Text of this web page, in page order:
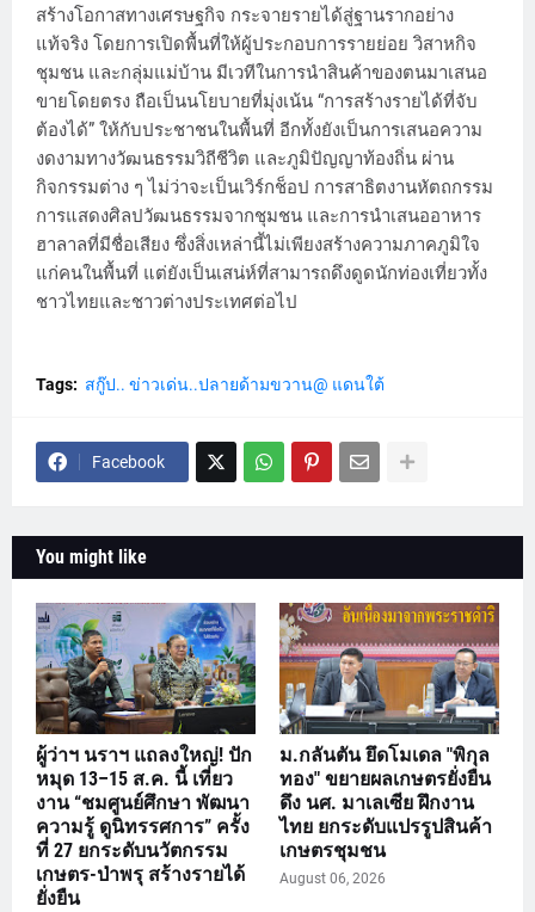
สร้างโอกาสทางเศรษฐกิจ กระจายรายได้สู่ฐานรากอย่าง
แท้จริง โดยการเปิดพื้นที่ให้ผู้ประกอบการรายย่อย วิสาหกิจ
ชุมชน และกลุ่มแม่บ้าน มีเวทีในการนำสินค้าของตนมาเสนอ
ขายโดยตรง ถือเป็นนโยบายที่มุ่งเน้น “การสร้างรายได้ที่จับ
ต้องได้” ให้กับประชาชนในพื้นที่ อีกทั้งยังเป็นการเสนอความ
งดงามทางวัฒนธรรมวิถีชีวิต และภูมิปัญญาท้องถิ่น ผ่าน
กิจกรรมต่าง ๆ ไม่ว่าจะเป็นเวิร์กช็อป การสาธิตงานหัตถกรรม
การแสดงศิลปวัฒนธรรมจากชุมชน และการนำเสนออาหาร
ฮาลาลที่มีชื่อเสียง ซึ่งสิ่งเหล่านี้ไม่เพียงสร้างความภาคภูมิใจ
แก่คนในพื้นที่ แต่ยังเป็นเสน่ห์ที่สามารถดึงดูดนักท่องเที่ยวทั้ง
ชาวไทยและชาวต่างประเทศต่อไป
Tags: สกู๊ป.. ข่าวเด่น..ปลายด้ามขวาน@ แดนใต้
Facebook
You might like
ผู้ว่าฯ นราฯ แถลงใหญ่! ปัก
หมุด 13–15 ส.ค. นี้ เที่ยว
งาน “ชมศูนย์ศึกษา พัฒนา
ความรู้ ดูนิทรรศการ” ครั้ง
ที่ 27 ยกระดับนวัตกรรม
เกษตร-ป่าพรุ สร้างรายได้
ยั่งยืน
ม.กลันตัน ยึดโมเดล "พิกุล
ทอง" ขยายผลเกษตรยั่งยืน
ดึง นศ. มาเลเซีย ฝึกงาน
ไทย ยกระดับแปรรูปสินค้า
เกษตรชุมชน
August 06, 2026